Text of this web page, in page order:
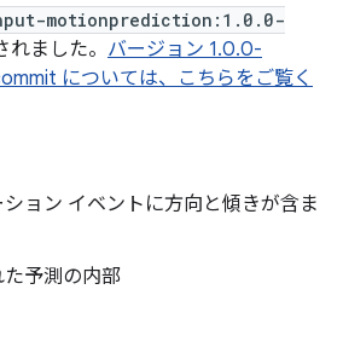
motionprediction:1.0.0-
ました。 バージョン 1.0.0-
については、こちらをご覧く
ョン イベントに方向と傾きが含ま
予測の内部